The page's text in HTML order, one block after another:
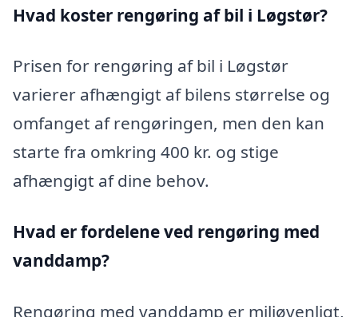
Hvad koster rengøring af bil i Løgstør?
Prisen for rengøring af bil i Løgstør
varierer afhængigt af bilens størrelse og
omfanget af rengøringen, men den kan
starte fra omkring 400 kr. og stige
afhængigt af dine behov.
Hvad er fordelene ved rengøring med
vanddamp?
Rengøring med vanddamp er miljøvenligt,